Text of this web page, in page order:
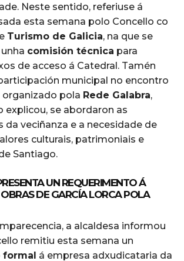
Neste sentido, referiuse á
esta semana polo Concello co
e Turismo de Galicia, na que se
comisión técnica para
de acceso á Catedral. Tamén
municipal no encontro
pola Rede Galabra,
explicou, se abordaron as
da veciñanza e a necesidade de
culturais, patrimoniais e
Santiago.
UN REQUERIMENTO Á
DE GARCÍA LORCA POLA
a alcaldesa informou
remitiu esta semana un
formal á empresa adxudicataria da